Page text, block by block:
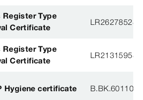
Register Type
Certificate
Register Type
Certificate
Hygiene certificate